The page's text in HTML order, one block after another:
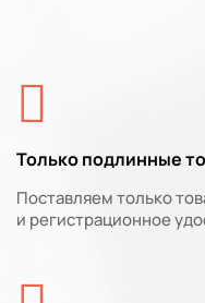
Только подлинные
Поставляем только
и регистрационное